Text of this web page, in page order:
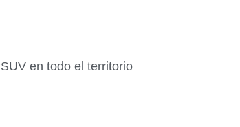
en todo el territorio